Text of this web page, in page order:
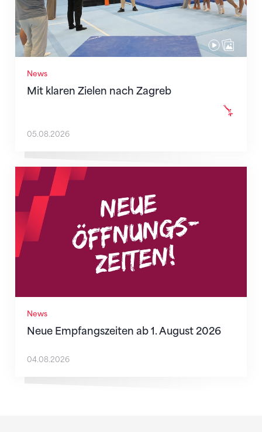
News
Mit klaren Zielen nach Zagreb
05.08.2026
News
Neue Empfangszeiten ab 1. August 2026
Neue Empfangszeiten ab 1. August 2026
04.08.2026